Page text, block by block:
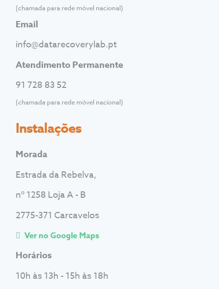
(chamada para rede móvel nacional)
Email
info@datarecoverylab.pt
Atendimento Permanente
91 728 83 52
(chamada para rede móvel nacional)
Instalações
Morada
Estrada da Rebelva,
nº 1258 Loja A - B
2775-371 Carcavelos
Ver no Google Maps
Horários
10h às 13h - 15h às 18h